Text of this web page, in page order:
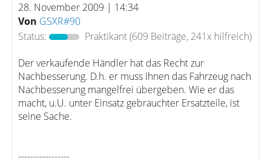
28. November 2009 | 14:34
Von GSXR#90
Status:
Praktikant(609 Beiträge, 241x hilfreich)
Der verkaufende Händler hat das Recht zur
Nachbesserung. D.h. er muss Ihnen das Fahrzeug nach
Nachbesserung mangelfrei übergeben. Wie er das
macht, u.U. unter Einsatz gebrauchter Ersatzteile, ist
seine Sache.
-----------------